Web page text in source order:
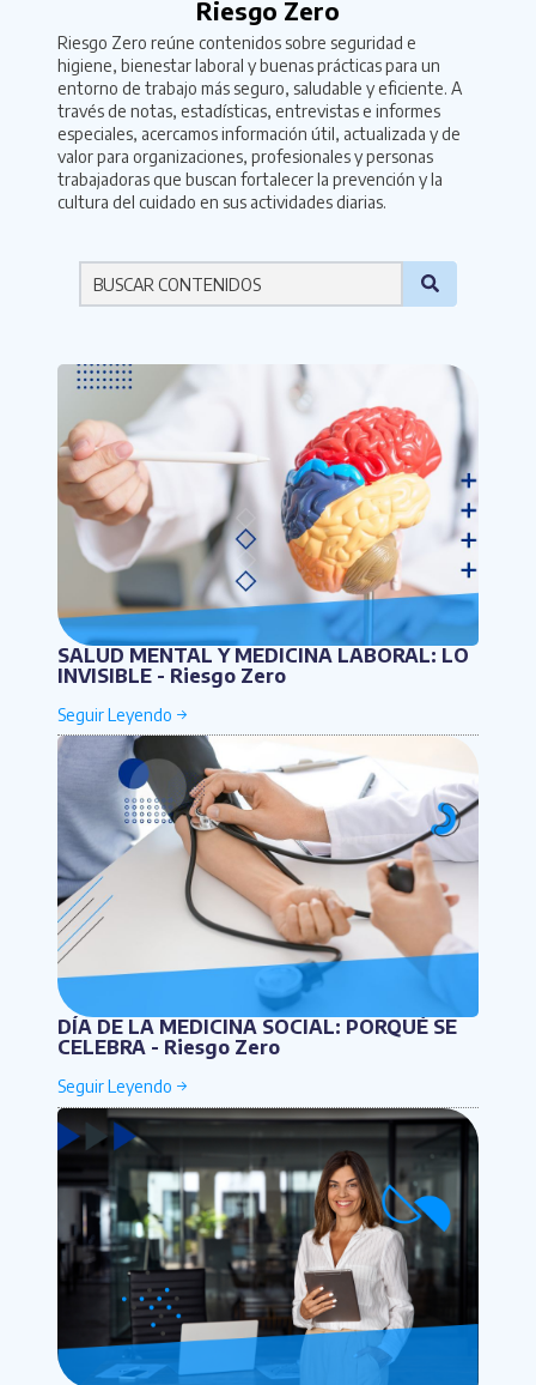
Riesgo Zero
Riesgo Zero reúne contenidos sobre seguridad e
higiene, bienestar laboral y buenas prácticas para un
entorno de trabajo más seguro, saludable y eficiente. A
través de notas, estadísticas, entrevistas e informes
especiales, acercamos información útil, actualizada y de
valor para organizaciones, profesionales y personas
trabajadoras que buscan fortalecer la prevención y la
cultura del cuidado en sus actividades diarias.
SALUD MENTAL Y MEDICINA LABORAL: LO
INVISIBLE - Riesgo Zero
DÍA DE LA MEDICINA SOCIAL: PORQUÉ SE
CELEBRA - Riesgo Zero